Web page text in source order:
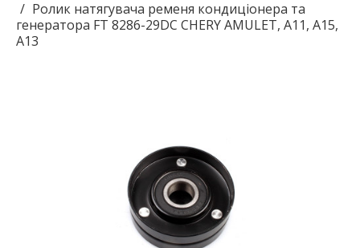
Ролик натягувача ременя кондиціонера та
генератора FT 8286-29DC CHERY AMULET, A11, A15,
A13